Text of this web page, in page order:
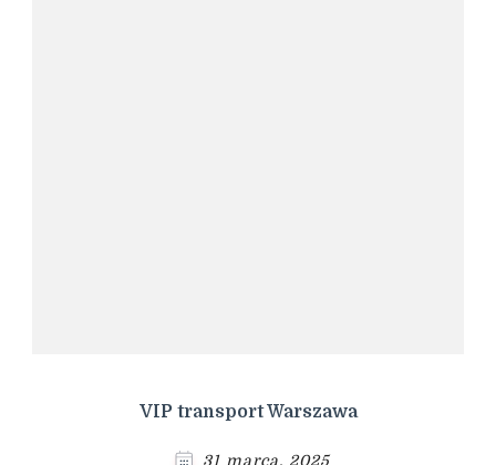
VIP transport Warszawa
31 marca, 2025